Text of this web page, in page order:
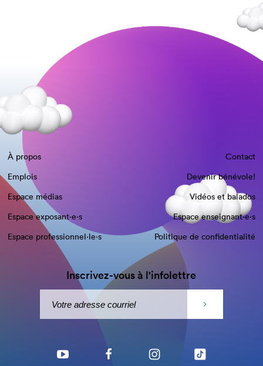
À propos
Contact
Emplois
Devenir bénévole!
Espace médias
Vidéos et balados
Espace exposant·e⋅s
Espace enseignant·e⋅s
Espace professionnel·le⋅s
Politique de confidentialité
Inscrivez-vous à l'infolettre